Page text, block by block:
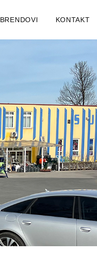
BRENDOVI KONTAKT